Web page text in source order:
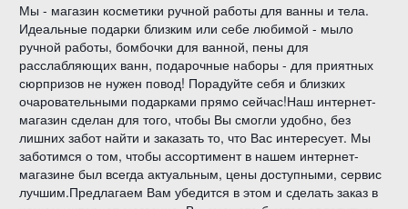
Мы - магазин косметики ручной работы для ванны и тела.
Идеальные подарки близким или себе любимой - мыло
ручной работы, бомбочки для ванной, пены для
расслабляющих ванн, подарочные наборы - для приятных
сюрпризов не нужен повод! Порадуйте себя и близких
очаровательными подарками прямо сейчас!Наш интернет-
магазин сделан для того, чтобы Вы смогли удобно, без
лишних забот найти и заказать то, что Вас интересует. Мы
заботимся о том, чтобы ассортимент в нашем интернет-
магазине был всегда актуальным, цены доступными, сервис
лучшим.Предлагаем Вам убедится в этом и сделать заказ в